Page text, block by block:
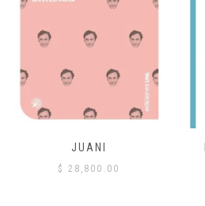
JUANI
$ 28,800.00